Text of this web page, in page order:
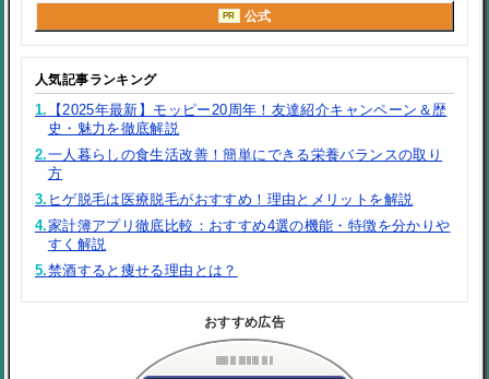
PR 公式
人気記事ランキング
1.
【2025年最新】モッピー20周年！友達紹介キャンペーン＆歴
史・魅力を徹底解説
2.一人暮らしの食生活改善！簡単にできる栄養バランスの取り
方
3. ヒゲ脱毛は医療脱毛がおすすめ！理由とメリットを解説
4.家計簿アプリ徹底比較：おすすめ4選の機能・特徴を分かりや
すく解説
5.禁酒すると痩せる理由とは？
おすすめ広告